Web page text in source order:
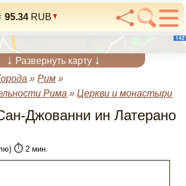
95.34 RUB
↓ Развернуть карту ↓
»Рим »
Рима »Церкви и монастыри
Джованни ин Латерано
⏱️ 2 мин.